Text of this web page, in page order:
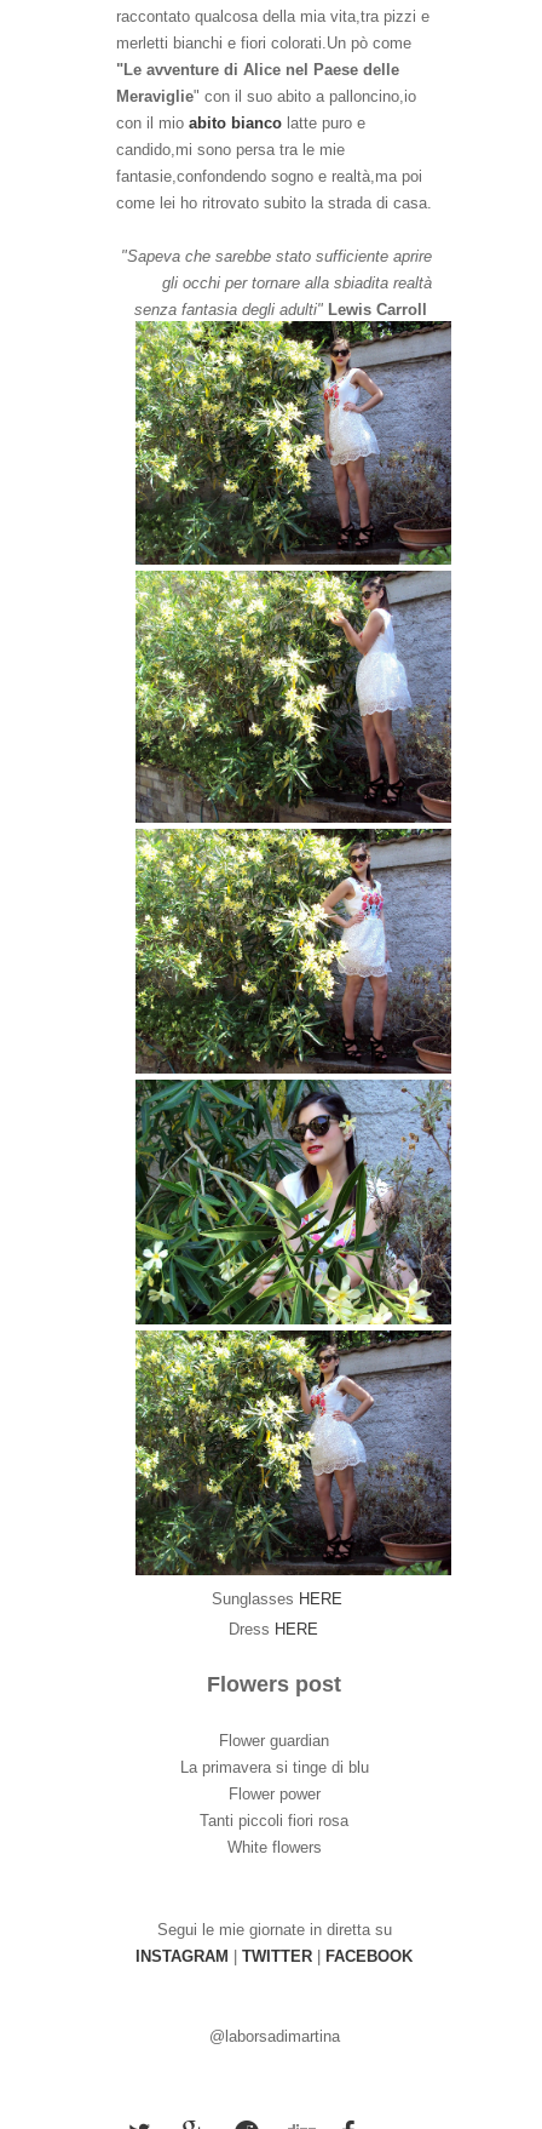
raccontato qualcosa della mia vita,tra pizzi e
merletti bianchi e fiori colorati.Un pò come
"Le avventure di Alice nel Paese delle
Meraviglie" con il suo abito a palloncino,io
con il mio abito bianco latte puro e
candido ,mi sono persa tra le mie
fantasie,confondendo sogno e realtà,ma poi
come lei ho ritrovato subito la strada di casa.
"Sapeva che sarebbe stato sufficiente aprire
gli occhi per tornare alla sbiadita realtà
senza fantasia degli adulti" Lewis Carroll
Sungl asses HERE
Dress HERE
Flowers post
Flower guardian
La primavera si tinge di blu
Flower power
Tanti piccoli fiori rosa
White flowers
Segui le mie giornate in diretta su
INSTAGRAM
TWITTER FACEBOOK
@laborsadimartina